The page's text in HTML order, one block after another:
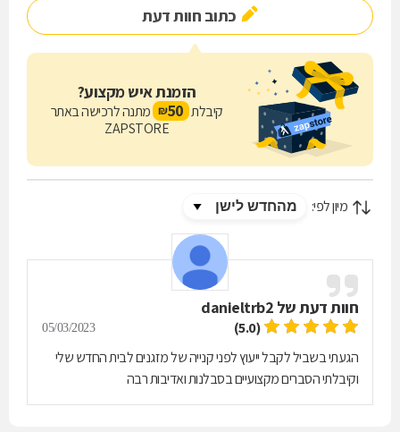
כתוב חוות דעת
הזמנת איש מקצוע?
קיבלת 50
₪ מתנה לרכישה באתר
ZAPSTORE
מיון לפי:
חוות דעת של danieltrb2
(5.0)
05/03/2023
הגעתי בשביל לקבל ייעוץ לפני קנייה של מזגנים לבית החדש שלי
וקיבלתי הסברים מקצועיים בסבלנות ואדיבות רבה